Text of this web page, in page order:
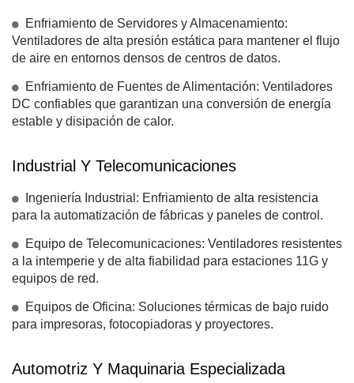
Enfriamiento de Servidores y Almacenamiento:
Ventiladores de alta presión estática para mantener el flujo
de aire en entornos densos de centros de datos.
Enfriamiento de Fuentes de Alimentación: Ventiladores
DC confiables que garantizan una conversión de energía
estable y disipación de calor.
Industrial Y Telecomunicaciones
Ingeniería Industrial: Enfriamiento de alta resistencia
para la automatización de fábricas y paneles de control.
Equipo de Telecomunicaciones: Ventiladores resistentes
a la intemperie y de alta fiabilidad para estaciones 11G y
equipos de red.
Equipos de Oficina: Soluciones térmicas de bajo ruido
para impresoras, fotocopiadoras y proyectores.
Automotriz Y Maquinaria Especializada